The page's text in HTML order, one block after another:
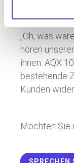
Kunden und
diese Vision
„Oh, was
hören
ihnen. AQX
bestehende
Kunden wider.
Möchten Sie
SPRECHEN